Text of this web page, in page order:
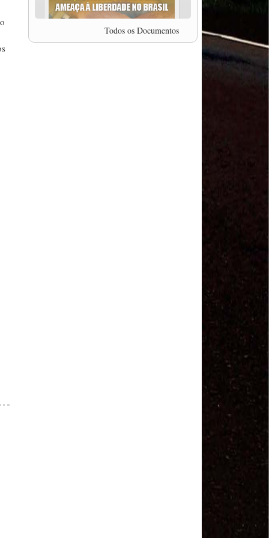
professor da Unisinos e Doutor em Ciências da
Comunicação da USP, Rafael Grohmann, que
coordena uma pesquisa internacional que visa
pressionar as plataformas digitais por melhores
Todos os Documentos